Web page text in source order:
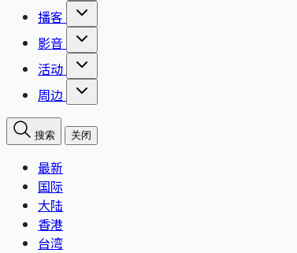
播客
影音
活动
周边
搜索 关闭
最新
国际
大陆
香港
台湾